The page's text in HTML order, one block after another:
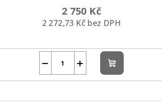
2 750 Kč
2 272,73 Kč bez DPH
+
− Do
košíku